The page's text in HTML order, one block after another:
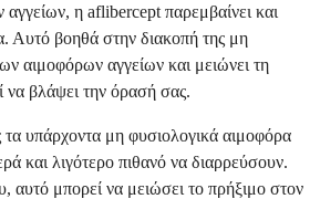
η aflibercept παρεμβαίνει και
Αυτό βοηθά στην διακοπή της μη
αιμοφόρων αγγείων και μειώνει τη
να βλάψει την όρασή σας.
υπάρχοντα μη φυσιολογικά αιμοφόρα
και λιγότερο πιθανό να διαρρεύσουν.
αυτό μπορεί να μειώσει το πρήξιμο στον